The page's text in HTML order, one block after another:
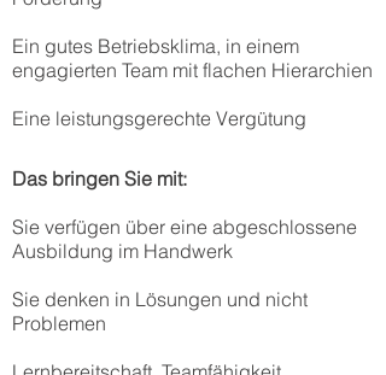
Ein gutes Betriebsklima, in einem
engagierten Team mit flachen Hierarchien
Eine leistungsgerechte Vergütung
Das bringen Sie mit:
Sie verfügen über eine abgeschlossene
Ausbildung im Handwerk
Sie denken in Lösungen und nicht
Problemen